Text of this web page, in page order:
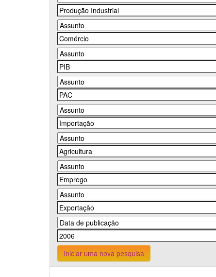
Iniciar uma nova pesquisa